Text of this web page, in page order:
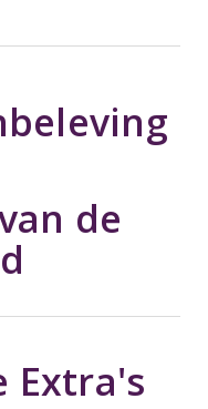
de
Extra's